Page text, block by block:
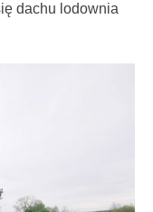
dachu lodownia